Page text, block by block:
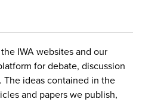
the IWA websites and our
for debate, discussion
The ideas contained in the
and papers we publish,